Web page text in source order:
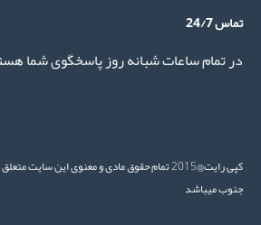
24/7
تمام ساعات شبانه روز پاسخگوی شما هستیم .
کپی رایت@2015 تمام حقوق مادی و معنوی این سایت
میباشد